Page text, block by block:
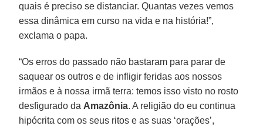
quais é preciso se distanciar. Quantas vezes vemos
essa dinâmica em curso na vida e na história!”,
exclama o papa.
“Os erros do passado não bastaram para parar de
saquear os outros e de infligir feridas aos nossos
irmãos e à nossa irmã terra: temos isso visto no rosto
desfigurado da Amazônia. A religião do eu continua
hipócrita com os seus ritos e as suas ‘orações’,